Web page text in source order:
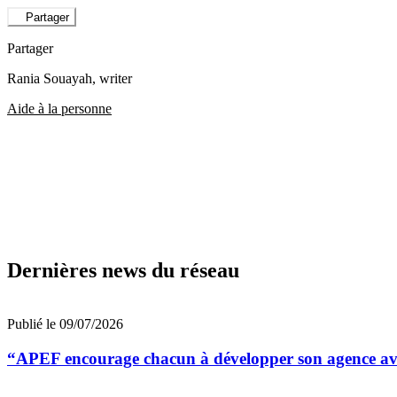
Partager
Partager
Rania Souayah, writer
Aide à la personne
Dernières news du réseau
Publié le 09/07/2026
“APEF encourage chacun à développer son agence